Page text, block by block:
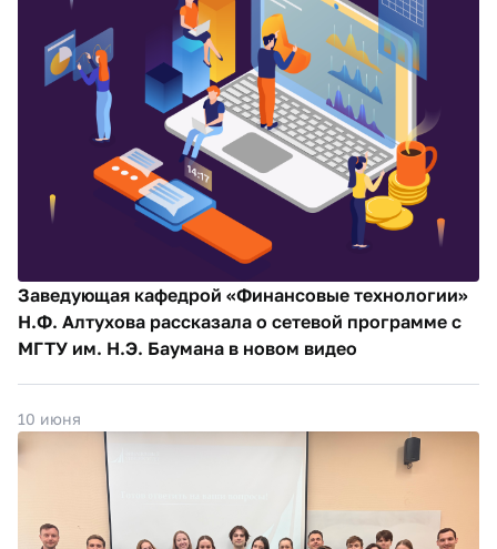
Заведующая кафедрой «Финансовые технологии»
Н.Ф. Алтухова рассказала о сетевой программе с
МГТУ им. Н.Э. Баумана в новом видео
10 июня